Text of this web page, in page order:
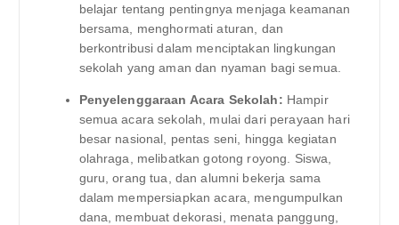
belajar tentang pentingnya menjaga keamanan
bersama, menghormati aturan, dan
berkontribusi dalam menciptakan lingkungan
sekolah yang aman dan nyaman bagi semua.
Penyelenggaraan Acara Sekolah: Hampir
semua acara sekolah, mulai dari perayaan hari
besar nasional, pentas seni, hingga kegiatan
olahraga, melibatkan gotong royong. Siswa,
guru, orang tua, dan alumni bekerja sama
dalam mempersiapkan acara, mengumpulkan
dana, membuat dekorasi, menata panggung,